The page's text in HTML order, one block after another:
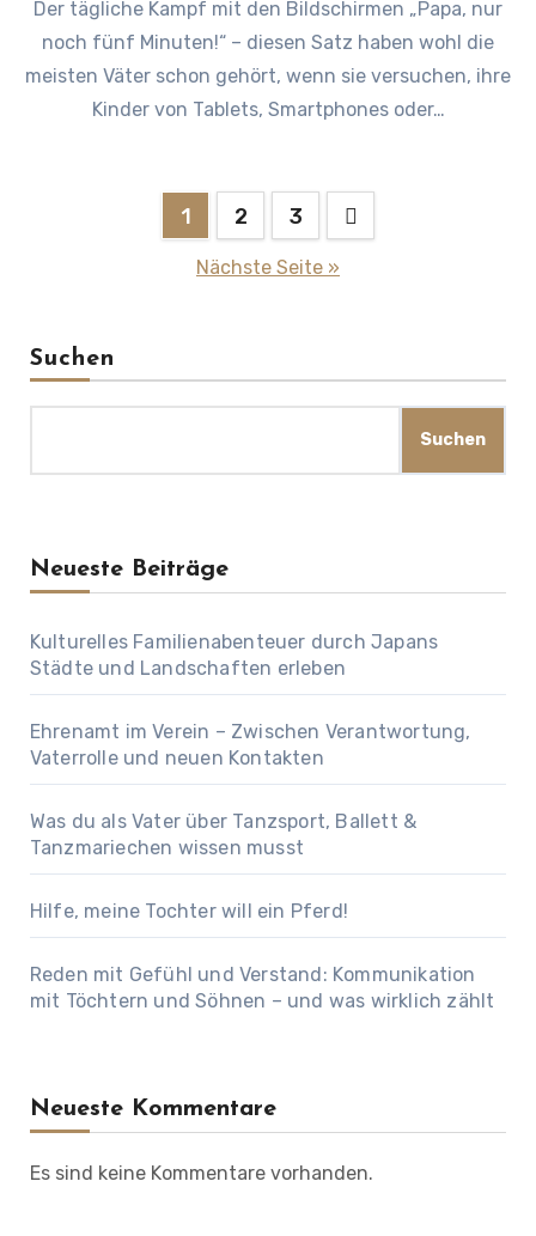
Der tägliche Kampf mit den Bildschirmen „Papa, nur
noch fünf Minuten!“ – diesen Satz haben wohl die
meisten Väter schon gehört, wenn sie versuchen, ihre
Kinder von Tablets, Smartphones oder…
Seitennummerierung
1 2 3
Nächste Seite »
Suchen
Suchen
Neueste Beiträge
Kulturelles Familienabenteuer durch Japans
Städte und Landschaften erleben
Ehrenamt im Verein – Zwischen Verantwortung,
Vaterrolle und neuen Kontakten
Was du als Vater über Tanzsport, Ballett &
Tanzmariechen wissen musst
Hilfe, meine Tochter will ein Pferd!
Reden mit Gefühl und Verstand: Kommunikation
mit Töchtern und Söhnen – und was wirklich zählt
Neueste Kommentare
Es sind keine Kommentare vorhanden.